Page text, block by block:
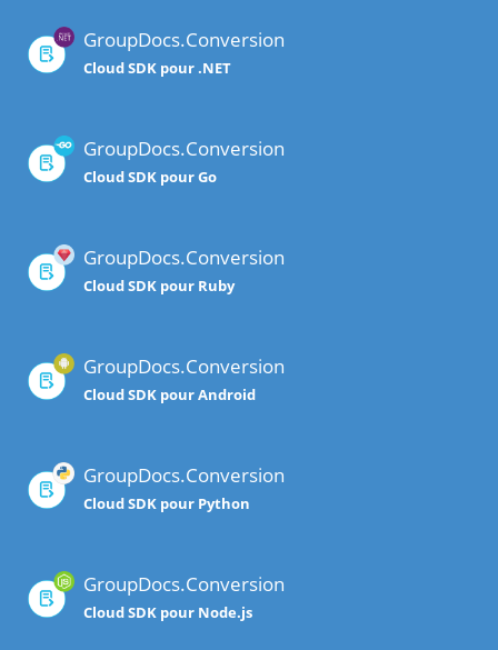
GroupDocs.Conversion
Cloud SDK pour .NET
GroupDocs.Conversion
Cloud SDK pour Go
GroupDocs.Conversion
Cloud SDK pour Ruby
GroupDocs.Conversion
Cloud SDK pour Android
GroupDocs.Conversion
Cloud SDK pour Python
GroupDocs.Conversion
Cloud SDK pour Node.js